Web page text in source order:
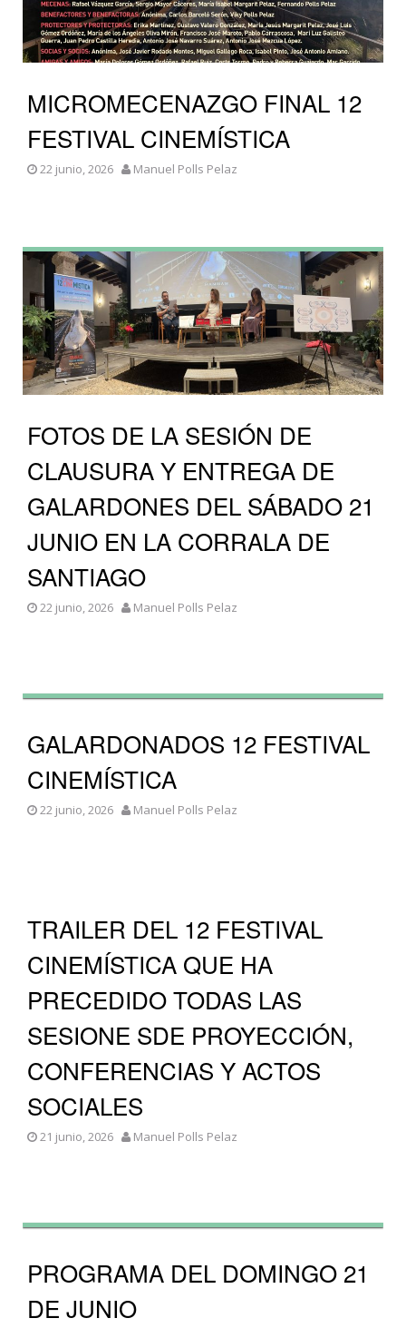
MICROMECENAZGO FINAL 12
FESTIVAL CINEMÍSTICA
22 junio, 2026 Manuel Polls Pelaz
FOTOS DE LA SESIÓN DE
CLAUSURA Y ENTREGA DE
GALARDONES DEL SÁBADO 21
JUNIO EN LA CORRALA DE
SANTIAGO
22 junio, 2026 Manuel Polls Pelaz
GALARDONADOS 12 FESTIVAL
CINEMÍSTICA
22 junio, 2026 Manuel Polls Pelaz
TRAILER DEL 12 FESTIVAL
CINEMÍSTICA QUE HA
PRECEDIDO TODAS LAS
SESIONE SDE PROYECCIÓN,
CONFERENCIAS Y ACTOS
SOCIALES
21 junio, 2026 Manuel Polls Pelaz
PROGRAMA DEL DOMINGO 21
DE JUNIO